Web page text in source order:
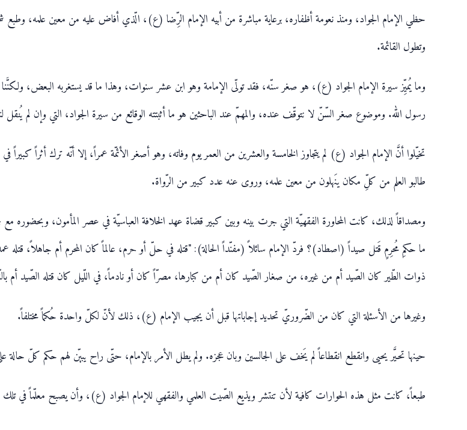
حظي الإمام الجواد، ومنذ نعومة أظفاره، برعاية مباشرة من أبيه الإمام الرِّضا (ع)، الّذي أفاض عليه من معين علمه، وطبع
وتطول القائمة.
وما يُميِّز سيرة الإمام الجواد (ع)، هو صغر سنّه، فقد تولّى الإمامة وهو ابن عشر سنوات، وهذا ما قد يستغربه البعض،
رسول الله. وموضوع صغر السّنّ لا نتوقّف عنده، والمهمّ عند الباحثين هو ما أثبتته الوقائع من سيرة الجواد، التي وإن لم يُنقل
تخيّلوا أنَّ الإمام الجواد (ع) لم يتجاوز الخامسة والعشرين من العمر يوم وفاته، وهو أصغر الأئمّة عمراً، إلا أنّه ترك أثراً كبيراً
طالبو العلم من كلِّ مكان ينَهلون من معين علمه، وروى عنه عدد كبير من الرّواة.
ومصداقاً لذلك، كانت المحاورة الفقهيّة التي جرت بينه وبين كبير قضاة عهد الخلافة العباسيّة في عصر المأمون، وبحضوره
ما حكمِ مُحرِمٍ قَتل صيداً (اصطاد)؟ فردّ الإمام سائلاً (مفنّداً الحالة): "قتله في حلّ أو حرم، عالماً كان المحرم أم جاهلاً، قتله
ذوات الطّير كان الصّيد أم من غيره، من صغار الصّيد كان أم من كبارها، مصرّاً كان أو نادماً، في اللّيل كان قتله الصّيد أم
وغيرها من الأسئلة التي كان من الضّروريّ تحديد إجاباتها قبل أن يجيب الإمام (ع)، ذلك لأنّ لكلّ واحدة حُكماً مختلفاً.
حينها تحيَّر يحيى وانقطع انقطاعاً لم يَخف على الجالسين وبان عجزه. ولم يطل الأمر بالإمام، حتّى راح يبيّن لهم حكم كلّ
طبعاً، كانت مثل هذه الحوارات كافية لأن تنتشر ويذيع الصّيت العلمي والفقهي للإمام الجواد (ع)، وأن يصبح معلّماً في تلك